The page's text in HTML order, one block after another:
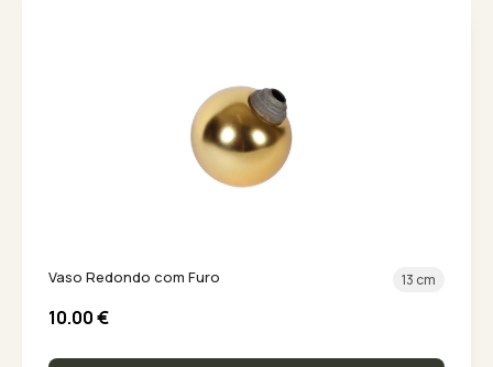
Vaso Redondo com Furo 13 cm
10.00€